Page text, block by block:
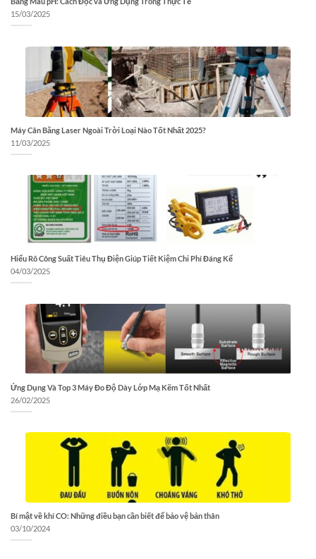
15/03/2025
Máy Cân Bằng Laser Ngoài Trời Loại Nào Tốt Nhất 2025?
11/03/2025
Hiểu Rõ Công Suất Tiêu Thụ Điện Giúp Tiết Kiệm Chi Phí Đáng Kể
04/03/2025
Ứng Dụng Và Top 3 Máy Đo Độ Dày Lớp Mạ Kẽm Tốt Nhất
26/02/2025
Bí mật về khí CO: Những điều bạn cần biết để bảo vệ bản thân
03/10/2024